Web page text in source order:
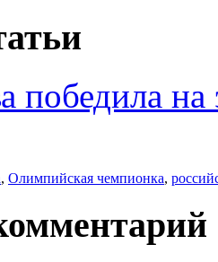
победила
, Олимпийская чемпионка,